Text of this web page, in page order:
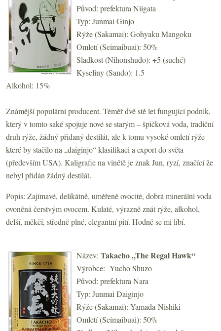
Původ: prefektura Niigata
Typ: Junmai Ginjo
Rýže (Sakamai): Gohyaku Mangoku
Omletí (Seimaibuai): 50%
Sladkost (Nihonshudo): +5 (suché)
Kyseliny (Sando): 1.5
Alkohol: 15%
Známější populární producent. Téměř dvě stě let fungující podnik,
který v tomto saké spojuje nové se starým – špičková voda, tradiční
druh rýže, žádný přidaný destilát, ale k tomu vysoké omletí rýže
které by stačilo na „daiginjo“ klasifikaci a export do světa
(především USA). Kaligrafie na vinětě je znak Jun, ryzí, značící že
nebyl přidán žádný destilát.
Popis: Zajímavé, delikátně, uměřeně ovocité, dobrá minerální voda
ovoněná čerstvým ovocem. Kulaté, výrazně znát rýže, alkohol,
delší, měkčí, středně plné, elegantní pití. Hodně se mi líbí.
Název: Takacho „The Regal Hawk“
Výrobce: Yucho Shuzo
Původ: prefektura Nara
Typ: Junmai Daiginjo
Rýže (Sakamai): Yamada-Nishiki
Omletí (Seimaibuai): 50%